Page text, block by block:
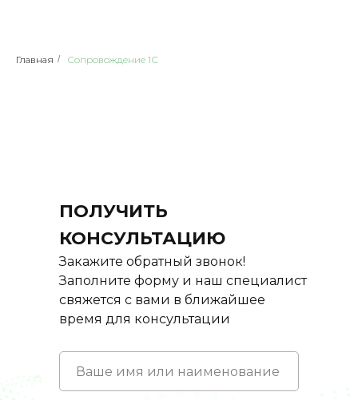
Главная / Сопровождение 1С
Закажите обратный звонок!
Заполните форму и наш специалист
свяжется с вами в ближайшее
время для консультации
ПОЛУЧИТЬ
КОНСУЛЬТАЦИЮ